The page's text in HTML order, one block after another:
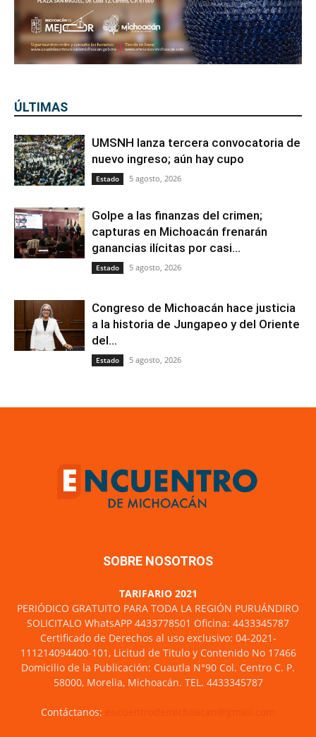
ÚLTIMAS
UMSNH lanza tercera convocatoria de
nuevo ingreso; aún hay cupo
Estado 5 agosto, 2026
Golpe a las finanzas del crimen;
capturas en Michoacán frenarán
ganancias ilícitas por casi...
Estado 5 agosto, 2026
Congreso de Michoacán hace justicia
a la historia de Jungapeo y del Oriente
del...
Estado 5 agosto, 2026
SOBRE NOSOTROS
TARIFARIO 2021
PERIÓDICO GRATUITO PARA TODA LA REGIÓN PURUÁNDIRO
SOLICITALO WhatsAPP 4433778501 Oficina: 4433345787
Certificado de Derechos al uso exclusivo: 04-2021-
111214094400-101, Licitud de Titulo y Contenido No 17466
Domicilio de la Publicación: Cuautla N°90 Col. Centro C. P.
58000, Morelia, Michoacán. TEL. 4433345787
Contáctanos: